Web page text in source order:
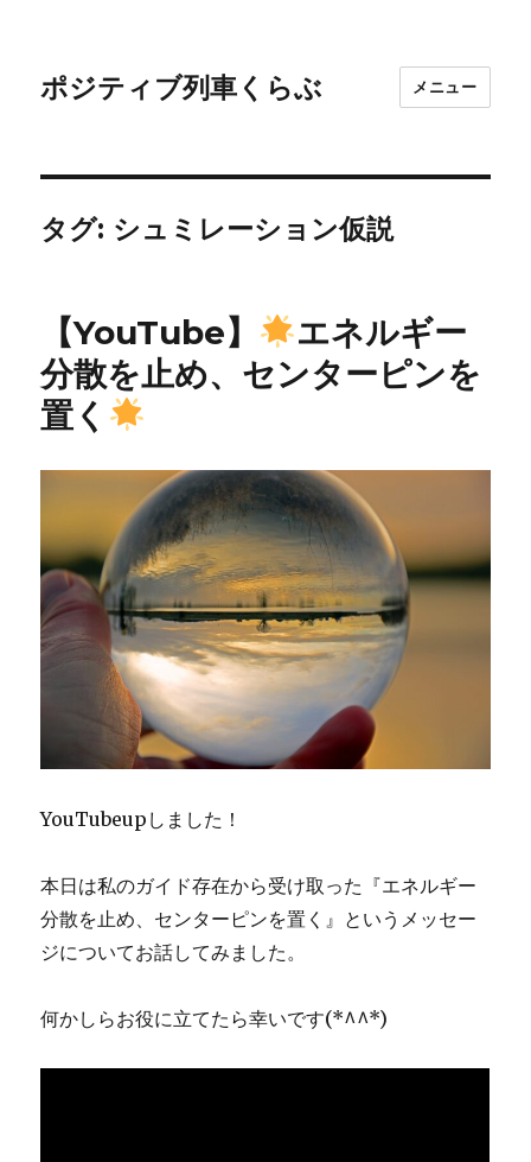
ポジティブ列車くらぶ メニュー
タグ: シュミレーション仮説
【YouTube】
エネルギー
分散を止め、センターピンを
置く
YouTubeupしました！
本日は私のガイド存在から受け取った『エネルギー
分散を止め、センターピンを置く』というメッセー
ジについてお話してみました。
何かしらお役に立てたら幸いです(*^^*)